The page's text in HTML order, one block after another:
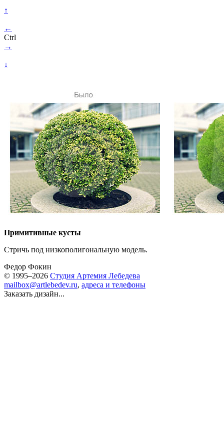
↑
←
Ctrl
→
↓
Примитивные кусты
Стричь под низкополигональную модель.
Федор Фокин
© 1995–2026 Студия Артемия Лебедева
mailbox@artlebedev.ru, адреса и телефоны
Заказать дизайн...